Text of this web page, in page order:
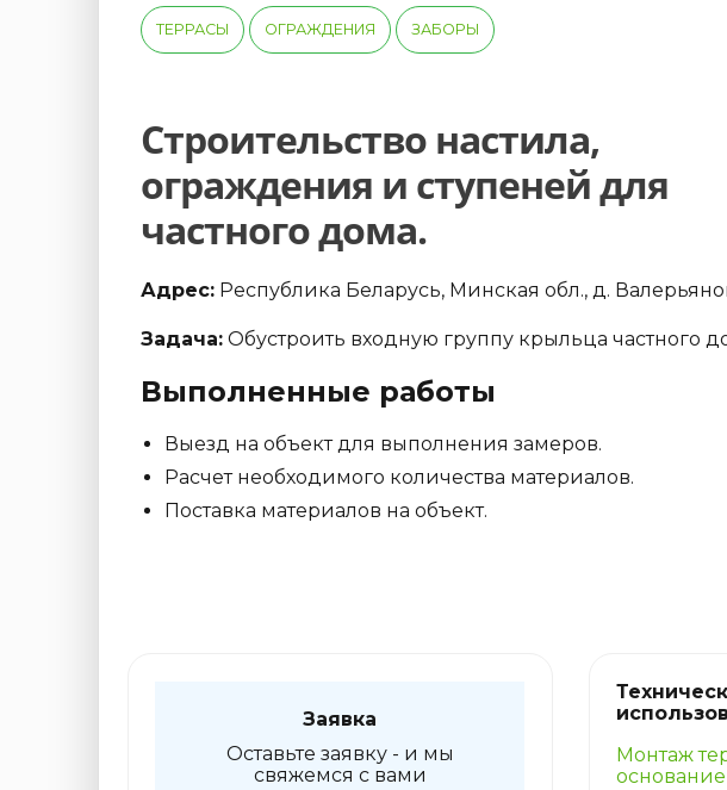
ТЕРРАСЫ ОГРАЖДЕНИЯ ЗАБОРЫ
Строительство настила,
ограждения и ступеней для
частного дома.
Адрес: Республика Беларусь, Минская обл., д.
Задача: Обустроить входную группу крыльца частного
Выполненные работы
Выезд на объект для выполнения замеров.
Расчет необходимого количества материалов.
Поставка материалов на объект.
Заявка
Оставьте заявку - и мы
свяжемся с вами
Монтаж
основание